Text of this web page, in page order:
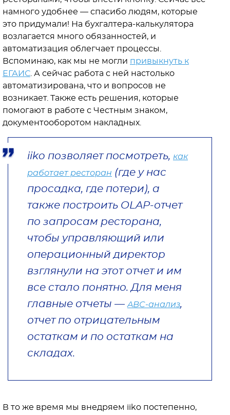
намного удобнее — спасибо людям, которые
это придумали! На бухгалтера-калькулятора
возлагается много обязанностей, и
автоматизация облегчает процессы.
Вспоминаю, как мы не могли привыкнуть к
ЕГАИС . А сейчас работа с ней настолько
автоматизирована, что и вопросов не
возникает. Также есть решения, которые
помогают в работе с Честным знаком,
документооборотом накладных.
iiko позволяет посмотреть, как
работает ресторан (где у нас
просадка, где потери), а
также построить OLAP-отчет
по запросам ресторана,
чтобы управляющий или
операционный директор
взглянули на этот отчет и им
все стало понятно. Для меня
главные отчеты —ABC-анализ,
отчет по отрицательным
остаткам и по остаткам на
складах.
В то же время мы внедряем iiko постепенно,